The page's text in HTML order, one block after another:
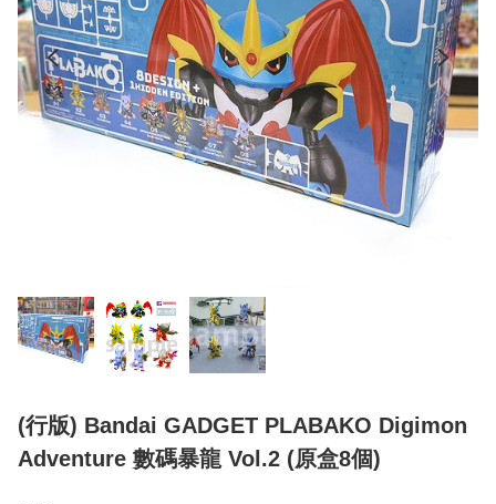
(行版) Bandai GADGET PLABAKO Digimon
Adventure 數碼暴龍 Vol.2 (原盒8個)